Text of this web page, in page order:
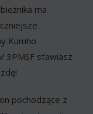
ma
Kumho
3PMSF stawiasz
pochodzące z